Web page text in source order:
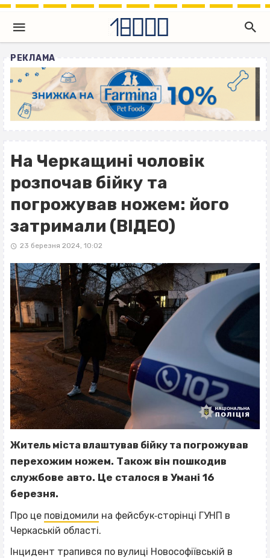
РЕКЛАМА
На Черкащині чоловік
розпочав бійку та
погрожував ножем: його
затримали (ВІДЕО)
23 березня 2024, 10:02
Житель міста влаштував бійку та погрожував
перехожим ножем. Також він пошкодив
службове авто. Це сталося в Умані 16
березня.
Про це повідомили на фейсбук‐сторінці ГУНП в
Черкаській області.
Інцидент трапився по вулиці Новософіївській в